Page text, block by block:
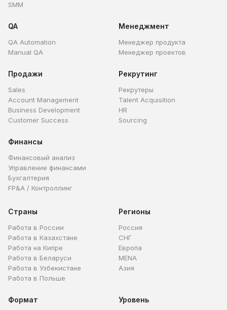
SMM
QA
QA Automation
Manual QA
Менеджмент
Менеджер продукта
Менеджер проектов
Продажи
Sales
Account Management
Business Development
Customer Success
Рекрутинг
Рекрутеры
Talent Acquisition
HR
Sourcing
Финансы
Финансовый анализ
Управление финансами
Бухгалтерия
FP&A / Контроллинг
Страны
Работа в России
Работа в Казахстане
Работа на Кипре
Работа в Беларуси
Работа в Узбекистане
Работа в Польше
Регионы
Россия
СНГ
Европа
MENA
Азия
Формат Уровень